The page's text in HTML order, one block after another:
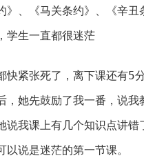
》、《马关条约》、《辛
学生一直都很迷茫
快紧张死了，离下课还有5
，她先鼓励了我一番，说
说我课上有几个知识点讲
说是迷茫的第一节课。